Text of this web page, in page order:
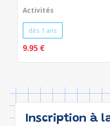
Activités
dès 1 ans
9.95 €
Inscription à